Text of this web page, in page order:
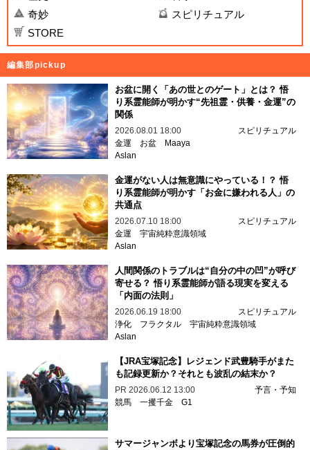
奇妙
スピリチュアル
STORE
編集部pickup
お盆に開く「あの世とのゲート」とは？ 悟
り系霊能師が明かす“先祖霊・供養・金運”の
関係
2026.08.01 18:00
スピリチュアル
金運
お盆
Maaya
Aslan
金運がない人は無意識にやっている！？ 悟
り系霊能師が明かす「お金に嫌われる人」の
共通点
2026.07.10 18:00
スピリチュアル
金運 宇宙純粋意識領域
Aslan
人間関係のトラブルは“自分の中の凹”が呼び
寄せる？ 悟り系霊能師が語る現実を変える
「内面の法則」
2026.06.19 18:00
スピリチュアル
浄化
フラクタル 宇宙純粋意識領域
Aslan
【JRA宝塚記念】レジェンド武豊騎手がまた
も記録更新か？それとも波乱の結末か？
PR 2026.06.12 13:00
予言・予知
競馬 一攫千金 G1
サマージャンボより宝塚記念の馬券が圧倒的